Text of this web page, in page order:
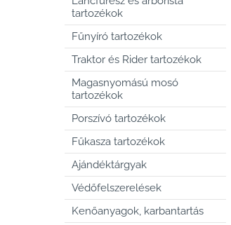
tartozékok
Fűnyíró tartozékok
Traktor és Rider tartozékok
Magasnyomású mosó
tartozékok
Porszívó tartozékok
Fűkasza tartozékok
Ajándéktárgyak
Védőfelszerelések
Kenőanyagok, karbantartás